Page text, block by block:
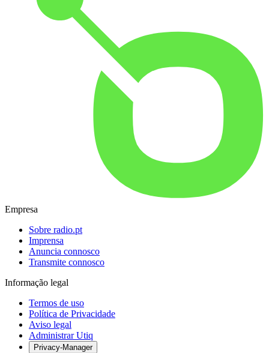
Empresa
Sobre radio.pt
Imprensa
Anuncia connosco
Transmite connosco
Informação legal
Termos de uso
Política de Privacidade
Aviso legal
Administrar Utiq
Privacy-Manager